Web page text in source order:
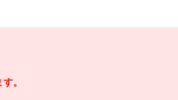
。